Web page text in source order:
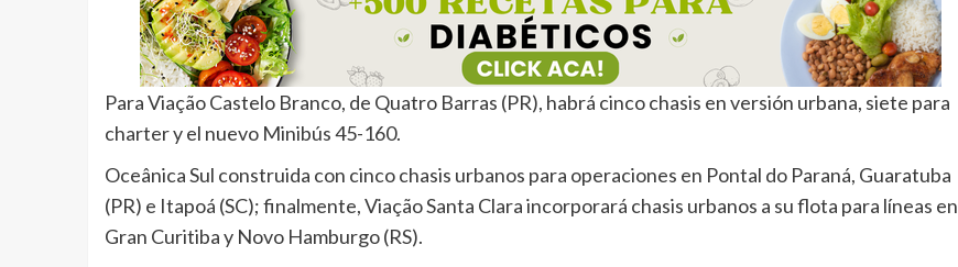
Para Viação Castelo Branco, de Quatro Barras (PR), habrá cinco chasis en versión urbana, siete para
charter y el nuevo Minibús 45-160.
Oceânica Sul construida con cinco chasis urbanos para operaciones en Pontal do Paraná, Guaratuba
(PR) e Itapoá (SC); finalmente, Viação Santa Clara incorporará chasis urbanos a su flota para líneas en
Gran Curitiba y Novo Hamburgo (RS).